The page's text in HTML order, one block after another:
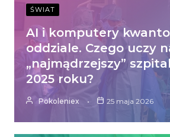
ŚWIAT
AI i komputery
oddziale. Czego uczy
„najmądrzejszy”
2025 roku?
Pokoleniex 25 maja 2026